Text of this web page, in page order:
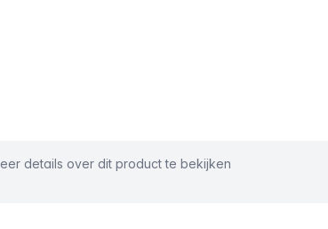
details over dit product te bekijken